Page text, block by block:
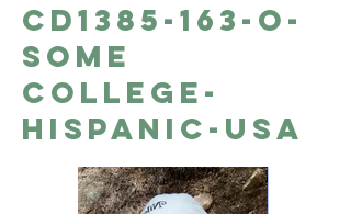
CD1385-163-O-
Some
College-
Hispanic-USA